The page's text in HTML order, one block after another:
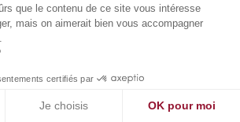
PRÉSENTATION
MENTIONS LÉGALES
que le contenu de ce site vous intéresse
mais on aimerait bien vous accompagner
certifiés par
Je choisis OK pour moi